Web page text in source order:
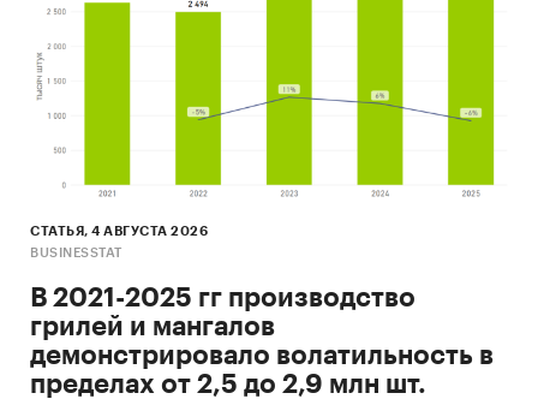
СТАТЬЯ, 4 АВГУСТА 2026
BUSINESSTAT
В 2021-2025 гг производство
грилей и мангалов
демонстрировало волатильность в
пределах от 2,5 до 2,9 млн шт.